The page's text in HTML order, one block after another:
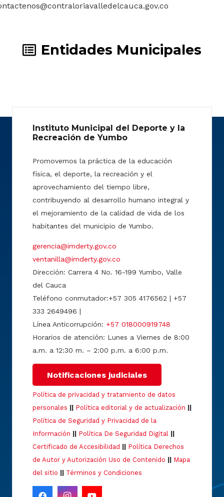
Entidades Municipales
Instituto Municipal del Deporte y la
Recreación de Yumbo
Promovemos la práctica de la educación
física, el deporte, la recreación y el
aprovechamiento del tiempo libre,
contribuyendo al desarrollo humano integral y
el mejoramiento de la calidad de vida de los
habitantes del municipio de Yumbo.
gerencia@imderty.gov.co
ventanilla@imderty.gov.co
Dirección: Carrera 4 No. 16-199 Yumbo, Valle
del Cauca
Teléfono conmutador:+57 305 4176562 | +57
333 2649496 |
Línea Anticorrupción: +57 018000919748
Horarios de atención: Lunes a Viernes de 8:00
a.m. a 12:30 m. – 2:00 p.m. a 6:00 p.m.
Notificaciones judiciales
Política de privacidad y tratamiento de datos
personales
Política editorial y de actualización
Política de Seguridad y Privacidad de la
Información
Política De Seguridad Digital
Certificado de Accesibilidad
Política Derechos
de Autor y Autorización Uso de Contenido
Mapa
del sitio
Términos y Condiciones